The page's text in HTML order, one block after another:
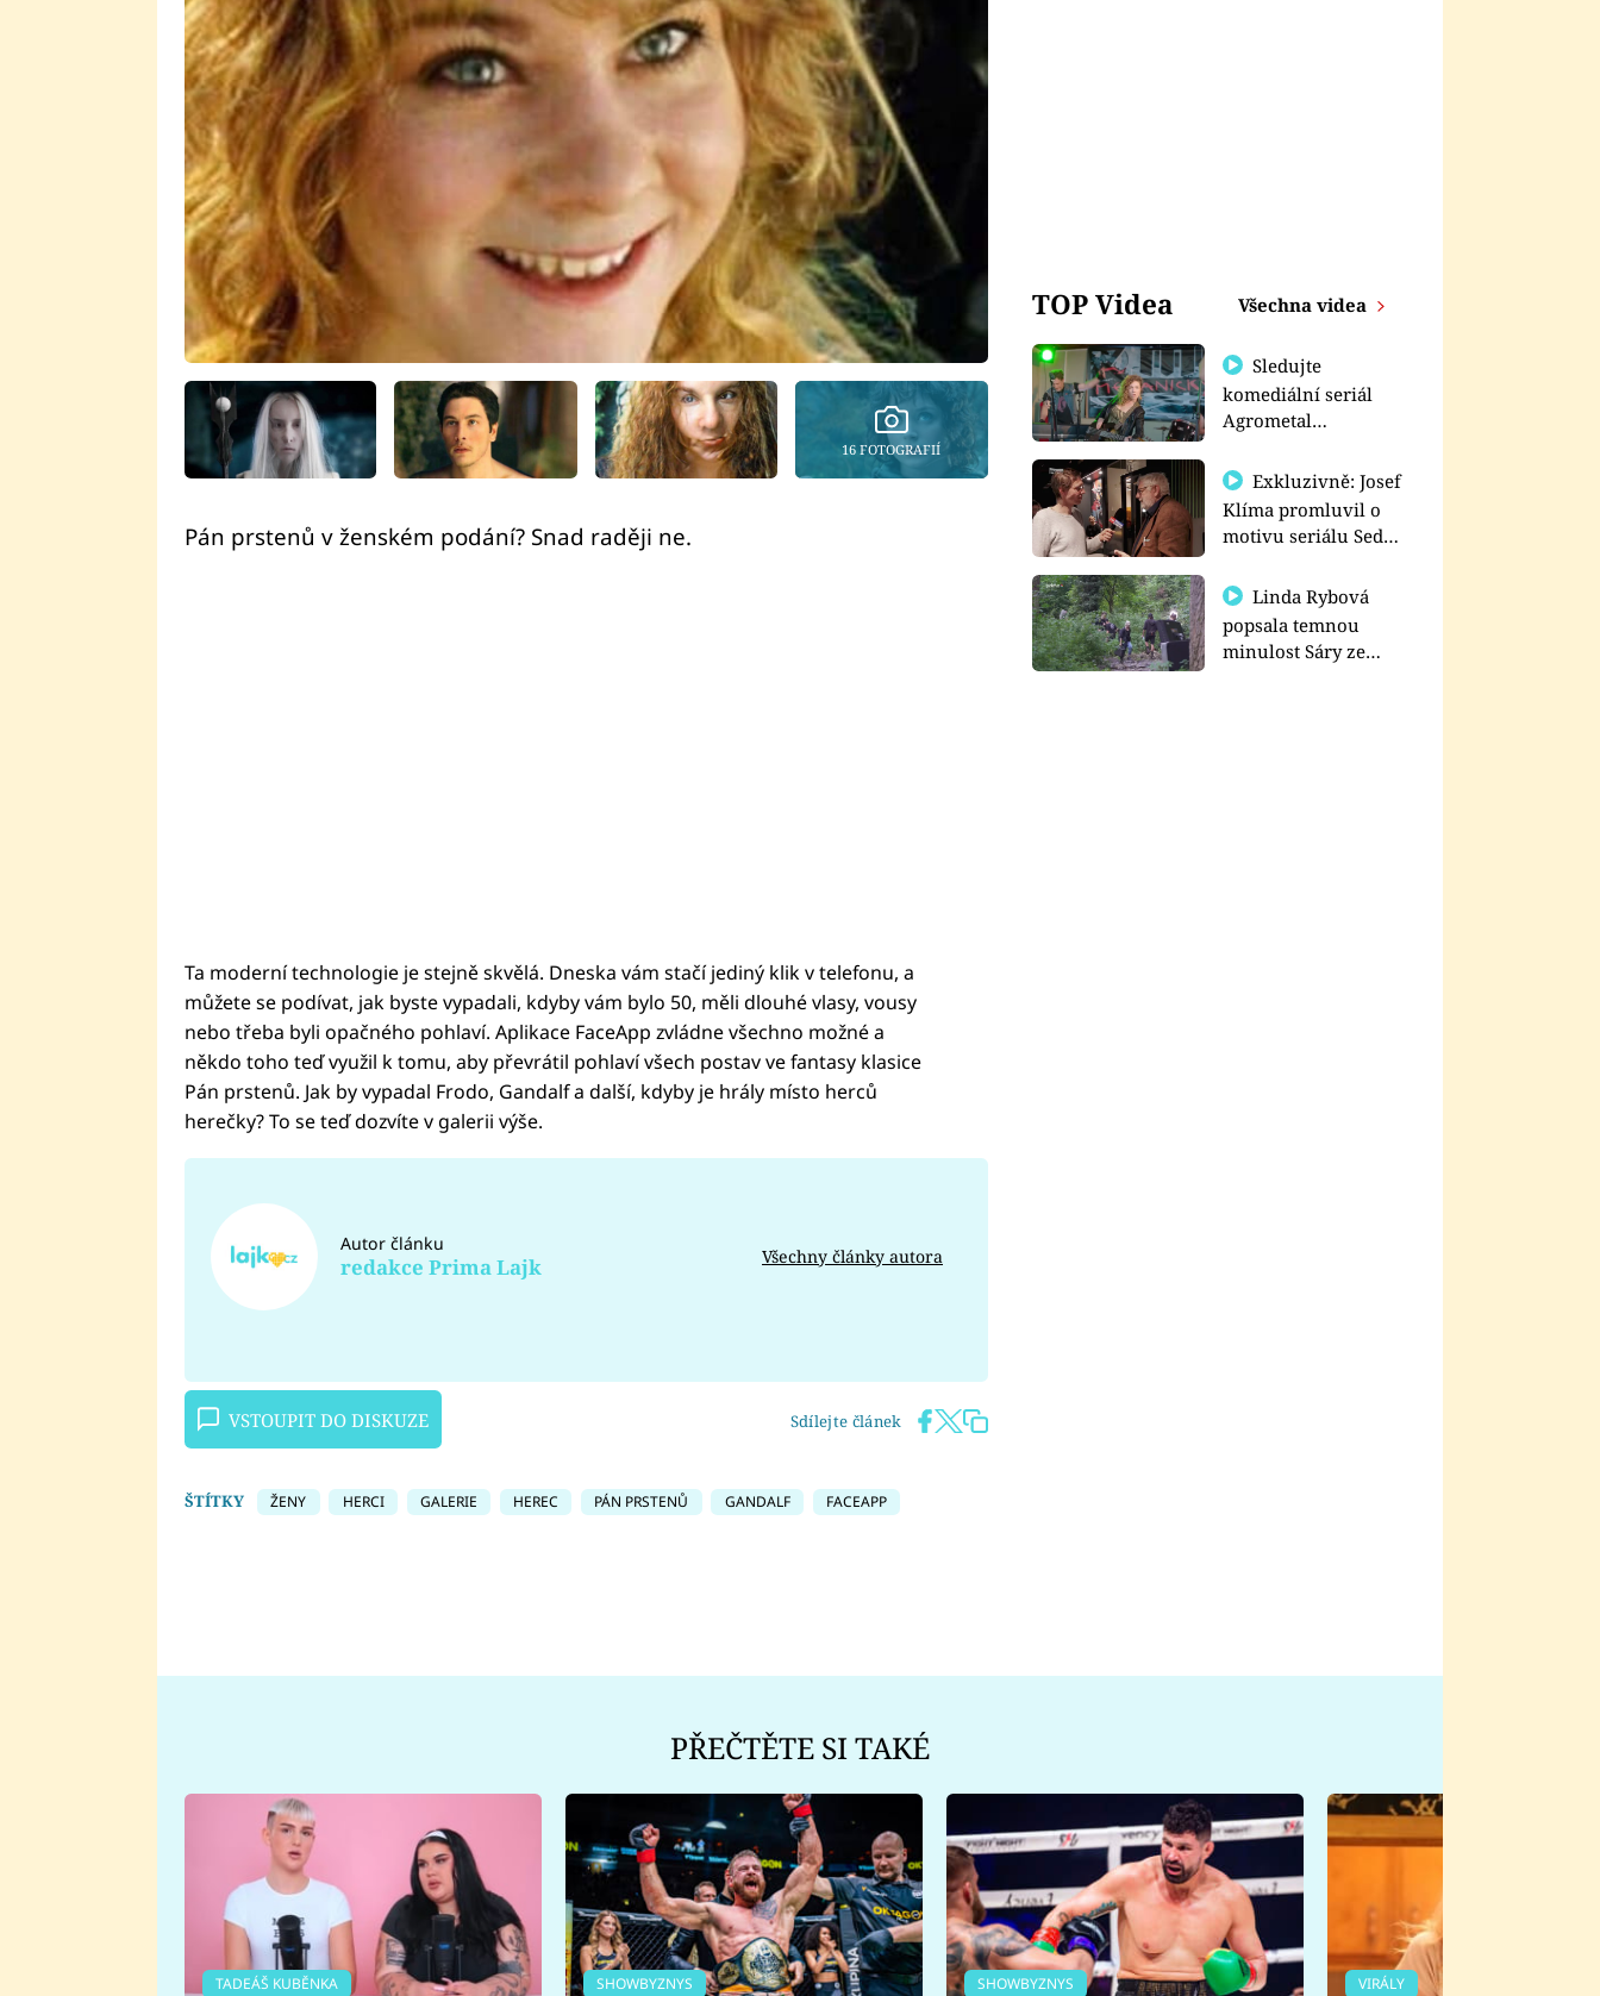
16 FOTOGRAFIÍ
Pán prstenů v ženském podání? Snad raději ne.
Ta moderní technologie je stejně skvělá. Dneska vám stačí jediný klik v telefonu, a
můžete se podívat, jak byste vypadali, kdyby vám bylo 50, měli dlouhé vlasy, vousy
nebo třeba byli opačného pohlaví. Aplikace FaceApp zvládne všechno možné a
někdo toho teď využil k tomu, aby převrátil pohlaví všech postav ve fantasy klasice
Pán prstenů. Jak by vypadal Frodo, Gandalf a další, kdyby je hrály místo herců
herečky? To se teď dozvíte v galerii výše.
Autor článku
redakce Prima Lajk Všechny články autora
VSTOUPIT DO DISKUZE Sdílejte článek
ŠTÍTKY ŽENY HERCI GALERIE HEREC PÁN PRSTENŮ GANDALF FACEAPP
TOP Videa Všechna videa
Sledujte
komediální seriál
Agrometal
prima+
Exkluzivně: Josef
Klíma promluvil o
motivu seriálu Sedm
Linda Rybová
popsala temnou
minulost Sáry ze
PŘEČTĚTE SI TAKÉ
TADEÁŠ KUBĚNKA SHOWBYZNYS SHOWBYZNYS VIRÁLY